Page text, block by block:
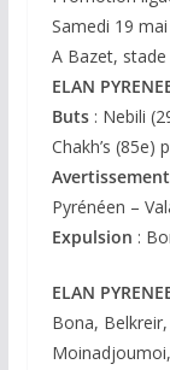
Samedi 19
A Bazet,
ELAN
Buts : Nebili
Chakh’s (85e)
Pyrénéen –
Expulsion :
ELAN
Bona,